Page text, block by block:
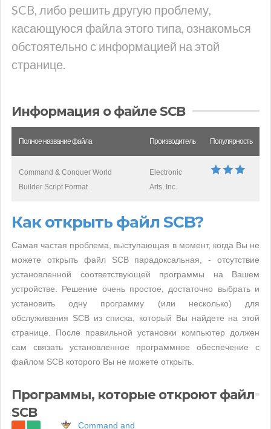
SCB, либо решить другую проблему,
касающуюся файла этого типа, ознакомься
обстоятельно с информацией на этой
странице.
Информация о файле SCB
Полное название файла Производитель Популярность
Command & Conquer World
Builder Script Format
Electronic
Arts, Inc.
Как открыть файл SCB?
Самая частая проблема, выступающая в момент, когда Вы не
можете открыть файл SCB парадоксальная, - отсутствие
установленной соответствующей программы на Вашем
устройстве. Решение очень простое, достаточно выбрать и
установить одну программу (или несколько) для
обслуживания SCB из списка, который Вы найдете на этой
странице. После правильной установки компьютер должен
сам связать установленное программное обеспечение с
файлом SCB которого Вы не можете открыть.
Программы, которые откроют файл
SCB
Command and